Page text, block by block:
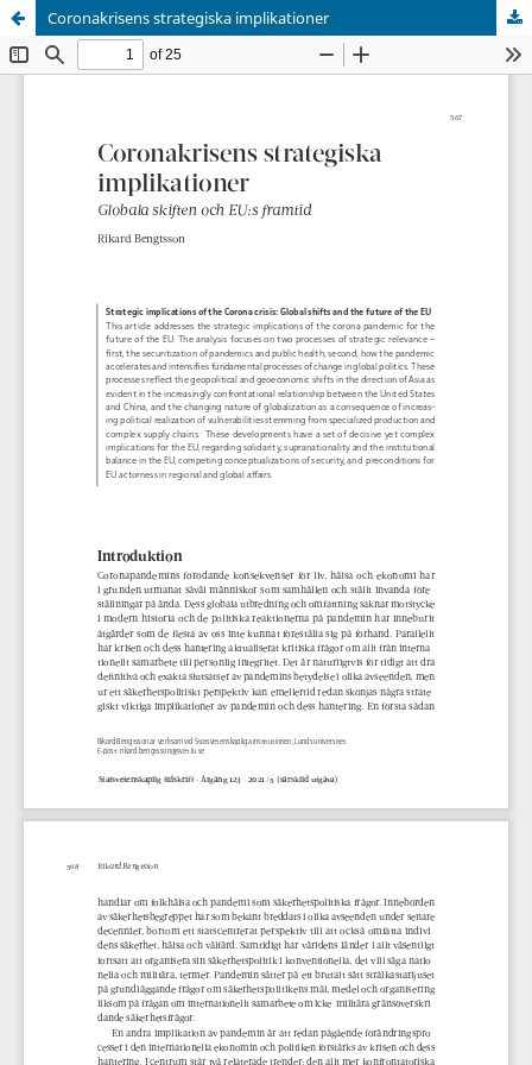
Coronakrisens strategiska implikationer